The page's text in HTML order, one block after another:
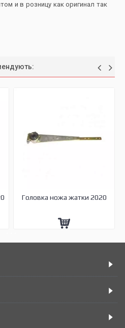
и в розницу как оригинал так
Головка ножа жатки 2020